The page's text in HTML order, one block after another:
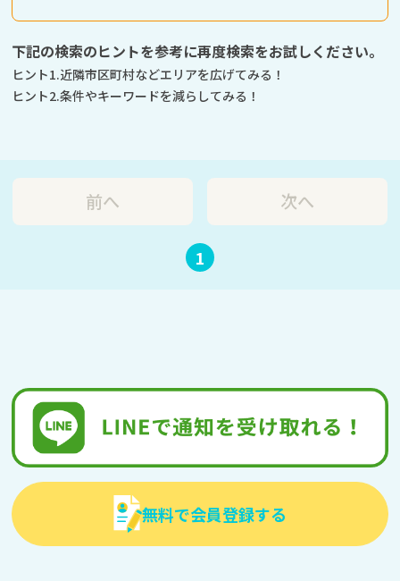
下記の検索のヒントを参考に再度検索をお試しください。
ヒント1.近隣市区町村などエリアを広げてみる！
ヒント2.条件やキーワードを減らしてみる！
前へ
1
次へ
無料で会員登録する